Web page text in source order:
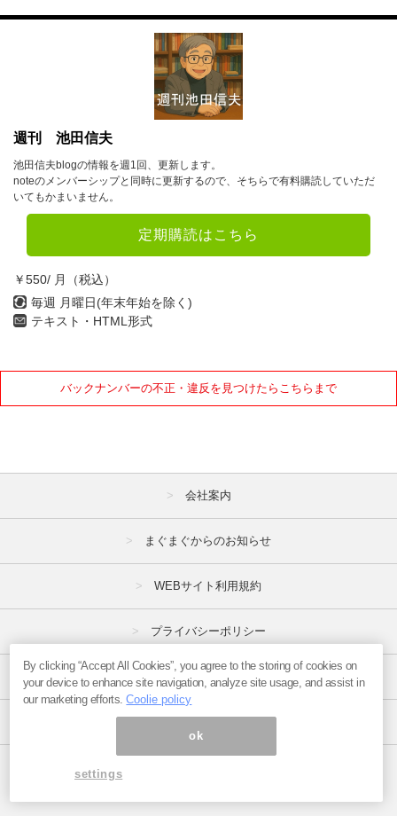
週刊 池田信夫
池田信夫blogの情報を週1回、更新します。
noteのメンバーシップと同時に更新するので、そちらで有料購読していただ
いてもかまいません。
定期購読はこちら
￥550/ 月（税込）
毎週 月曜日(年末年始を除く)
テキスト・HTML形式
バックナンバーの不正・違反を見つけたらこちらまで
7月 8月 9月
11月
1月
4月 5月
7月
11月
2022年
1月 2月
7月 8月 9月
2月
11月
1月 2月 3月
4月 5月
8月
10月
会社案内
まぐまぐからのお知らせ
WEBサイト利用規約
プライバシーポリシー
特定商取引法
ページ内の商標は全て商標権者に属します。
By clicking “Accept All Cookies”, you agree to the storing of cookies on
your device to enhance site navigation, analyze site usage, and assist in
our marketing efforts.Coolie policy
ok
settings